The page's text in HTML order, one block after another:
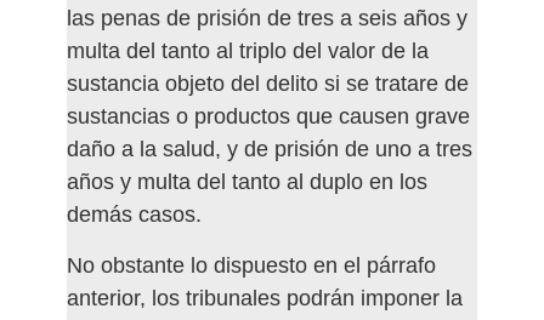
las penas de prisión de tres a seis años y
multa del tanto al triplo del valor de la
sustancia objeto del delito si se tratare de
sustancias o productos que causen grave
daño a la salud, y de prisión de uno a tres
años y multa del tanto al duplo en los
demás casos.
No obstante lo dispuesto en el párrafo
anterior, los tribunales podrán imponer la